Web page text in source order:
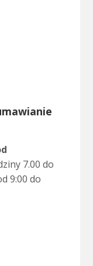
7.00 do
9:00 do